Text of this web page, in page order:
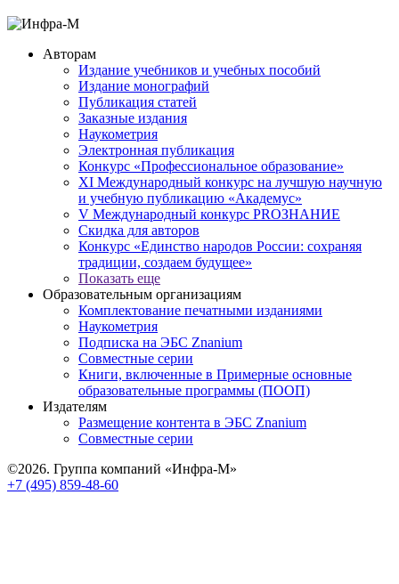
Авторам
Издание учебников и учебных пособий
Издание монографий
Публикация статей
Заказные издания
Наукометрия
Электронная публикация
Конкурс «Профессиональное образование»
XI Международный конкурс на лучшую научную
и учебную публикацию «Академус»
V Международный конкурс PROЗНАНИЕ
Скидка для авторов
Конкурс «Единство народов России: сохраняя
традиции, создаем будущее»
Показать еще
Образовательным организациям
Комплектование печатными изданиями
Наукометрия
Подписка на ЭБС Znanium
Совместные серии
Книги, включенные в Примерные основные
образовательные программы (ПООП)
Издателям
Размещение контента в ЭБС Znanium
Совместные серии
©2026. Группа компаний «Инфра-М»
+7 (495) 859-48-60